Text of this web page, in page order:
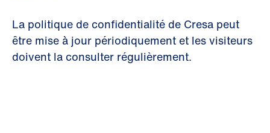
La politique de confidentialité de Cresa peut
être mise à jour périodiquement et les visiteurs
doivent la consulter régulièrement.